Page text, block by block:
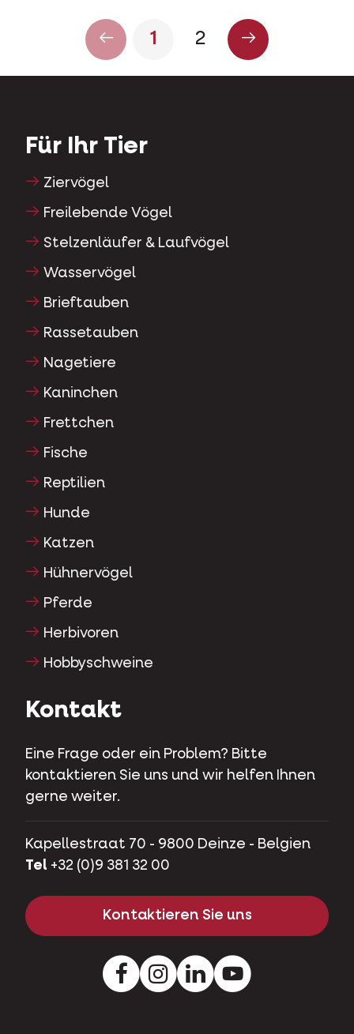
1 2
Für Ihr Tier
Ziervögel
Freilebende Vögel
Stelzenläufer & Laufvögel
Wasservögel
Brieftauben
Rassetauben
Nagetiere
Kaninchen
Frettchen
Fische
Reptilien
Hunde
Katzen
Hühnervögel
Pferde
Herbivoren
Hobbyschweine
Kontakt
Eine Frage oder ein Problem? Bitte
kontaktieren Sie uns und wir helfen Ihnen
gerne weiter.
Kapellestraat 70 - 9800 Deinze - Belgien
Tel +32 (0)9 381 32 00
Kontaktieren Sie uns
FacebookInstagramLinkedInYoutube